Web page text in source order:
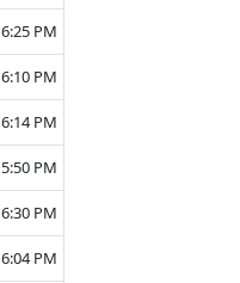
6:25 PM
6:10 PM
6:14 PM
5:50 PM
6:30 PM
6:04 PM